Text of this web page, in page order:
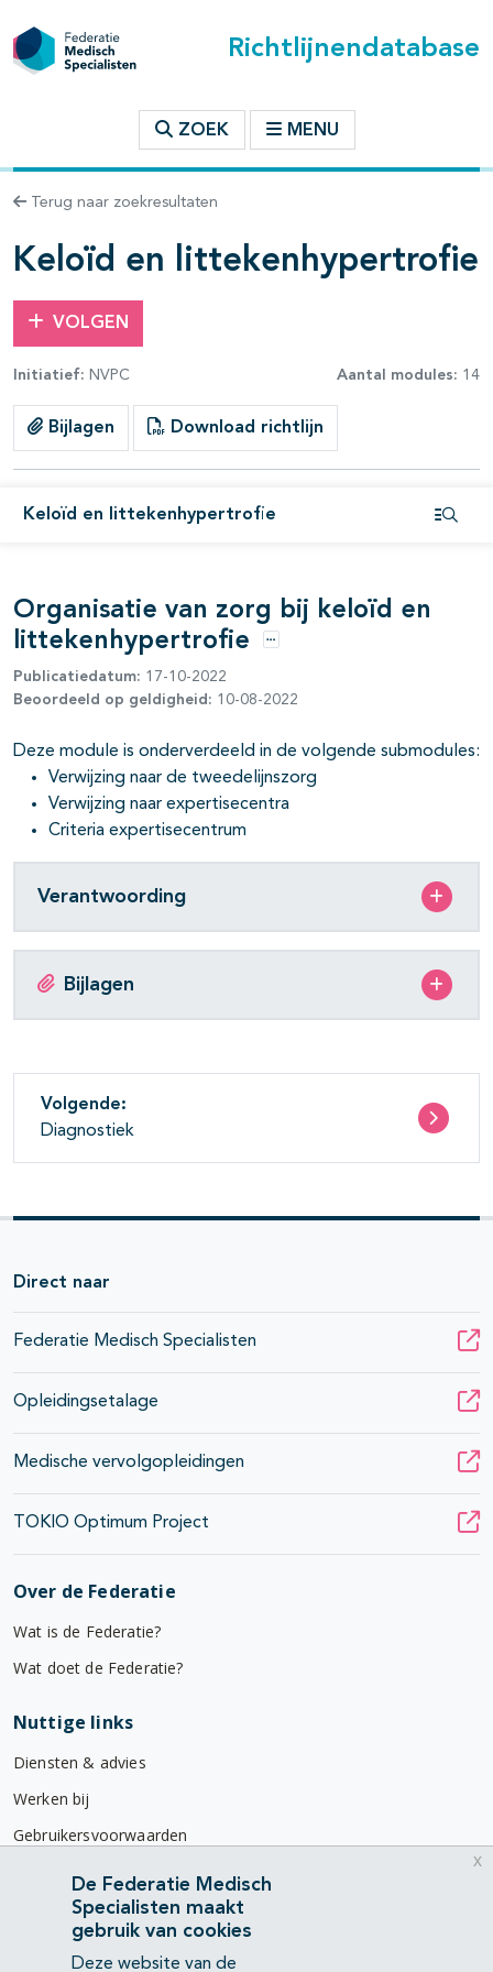
Richtlijnendatabase
ZOEK MENU
Terug naar zoekresultaten
Keloïd en littekenhypertrofie
VOLGEN
Initiatief: NVPC Aantal modules: 14
Bijlagen Download richtlijn
Keloïd en littekenhypertrofie
binnen deze richtlijn
open- en dichtklappen
Organisatie van zorg bij keloïd en
littekenhypertrofie
Opties
Publicatiedatum: 17-10-2022
Beoordeeld op geldigheid: 10-08-2022
Deze module is onderverdeeld in de volgende submodules:
Verwijzing naar de tweedelijnszorg
Verwijzing naar expertisecentra
Criteria expertisecentrum
Verantwoording
Bijlagen
Volgende:
Diagnostiek
Direct naar
Federatie Medisch Specialisten
Opleidingsetalage
Medische vervolgopleidingen
TOKIO Optimum Project
Over de Federatie
Wat is de Federatie?
Wat doet de Federatie?
Nuttige links
Diensten & advies
Werken bij
Gebruikersvoorwaarden
Privacyverklaring
Contact
Mercatorlaan 1200
De Federatie Medisch
Specialisten maakt
gebruik van cookies
Deze website van de
x